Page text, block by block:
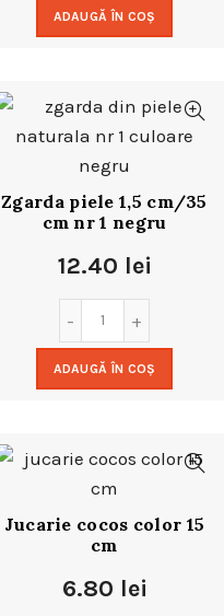
ADAUGĂ ÎN COȘ
Zgarda piele 1,5 cm/35
cm nr 1 negru
12.40 lei
ADAUGĂ ÎN COȘ
Jucarie cocos color 15
cm
6.80 lei